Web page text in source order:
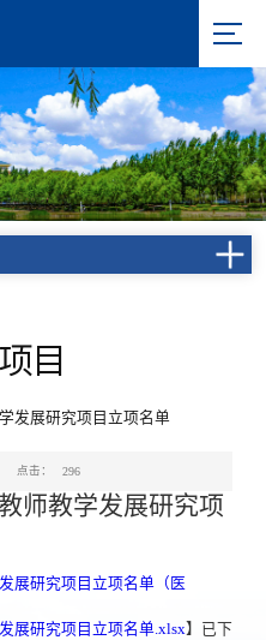
目
发展研究项目立项名单
点击： 296
师教学发展研究项
展研究项目立项名单（医
展研究项目立项名单.xlsx】已下